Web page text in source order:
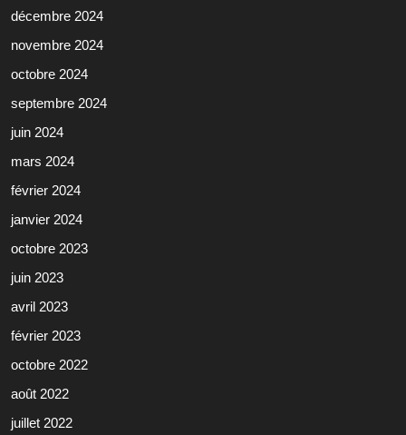
décembre 2024
novembre 2024
octobre 2024
septembre 2024
juin 2024
mars 2024
février 2024
janvier 2024
octobre 2023
juin 2023
avril 2023
février 2023
octobre 2022
août 2022
juillet 2022